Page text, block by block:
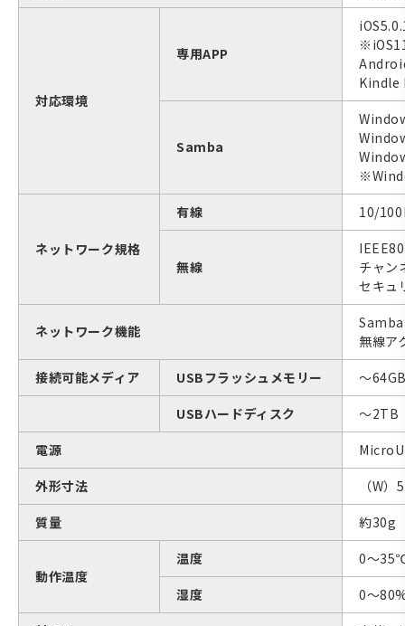
対応環境
専用APP
Kindle
Samba
ネットワーク規格
有線 10/
無線
チャン
セキュ
ネットワーク機能
無線ア
接続可能メディア
USBフラッシュメモリー
～
USBハードディスク
～2TB
電源
外形寸法
（W
質量
約30g
動作温度
温度
0～
湿度
0～